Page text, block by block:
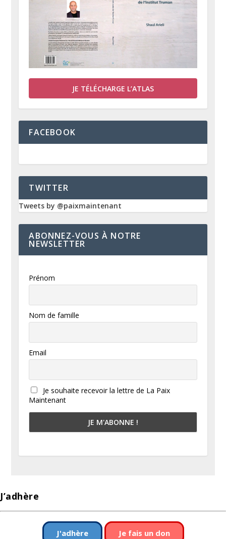
JE TÉLÉCHARGE L’ATLAS
FACEBOOK
TWITTER
Tweets by @paixmaintenant
ABONNEZ-VOUS À NOTRE
NEWSLETTER
Prénom
Nom de famille
Email
Je souhaite recevoir la lettre de La Paix
Maintenant
J’adhère
J'adhère Je fais un don